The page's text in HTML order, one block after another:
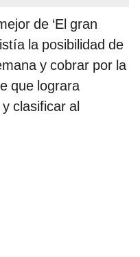
de ‘El gran
la posibilidad de
y cobrar por la
que lograra
clasificar al